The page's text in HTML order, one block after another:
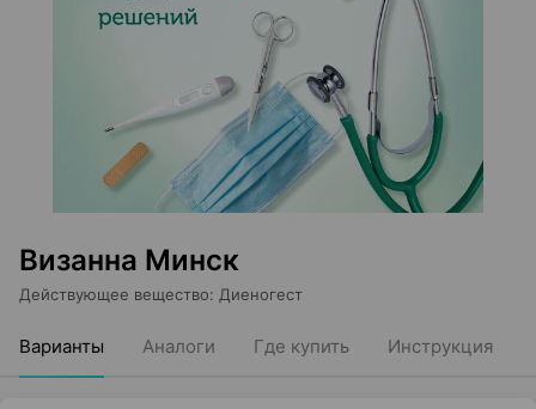
Визанна Минск
Действующее вещество: Диеногест
Варианты Аналоги Где купить Инструкция